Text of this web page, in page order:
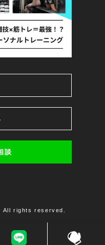
談
All rights reserved.